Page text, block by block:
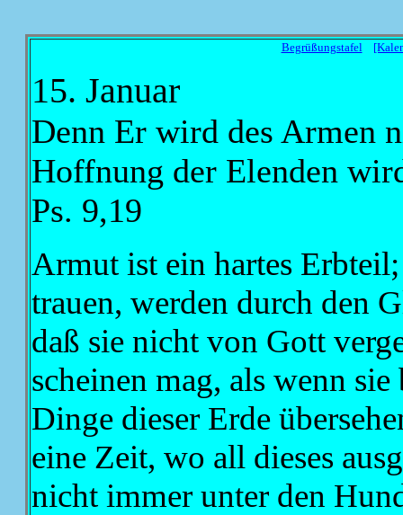
Begrüßungstafel
15. Januar
Denn Er wird des Armen
Hoffnung der Elenden
Ps. 9,19
Armut ist ein hartes
trauen, werden durch den
daß sie nicht von Gott
scheinen mag, als wenn
Dinge dieser Erde
eine Zeit, wo all dieses
nicht immer unter den